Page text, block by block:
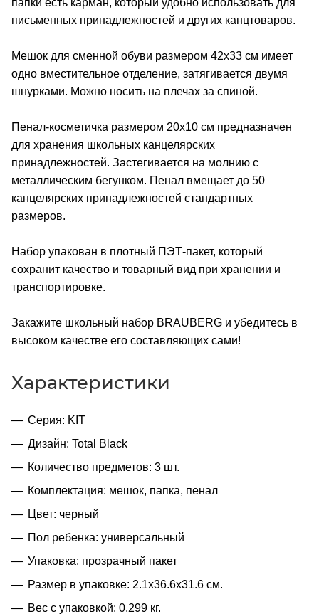
папки есть карман, который удобно использовать для
письменных принадлежностей и других канцтоваров.
Мешок для сменной обуви размером 42х33 см имеет
одно вместительное отделение, затягивается двумя
шнурками. Можно носить на плечах за спиной.
Пенал-косметичка размером 20х10 см предназначен
для хранения школьных канцелярских
принадлежностей. Застегивается на молнию с
металлическим бегунком. Пенал вмещает до 50
канцелярских принадлежностей стандартных
размеров.
Набор упакован в плотный ПЭТ-пакет, который
сохранит качество и товарный вид при хранении и
транспортировке.
Закажите школьный набор BRAUBERG и убедитесь в
высоком качестве его составляющих сами!
Характеристики
Серия: KIT
Дизайн: Total Black
Количество предметов: 3 шт.
Комплектация: мешок, папка, пенал
Цвет: черный
Пол ребенка: универсальный
Упаковка: прозрачный пакет
Размер в упаковке: 2.1x36.6x31.6 см.
Вес с упаковкой: 0.299 кг.